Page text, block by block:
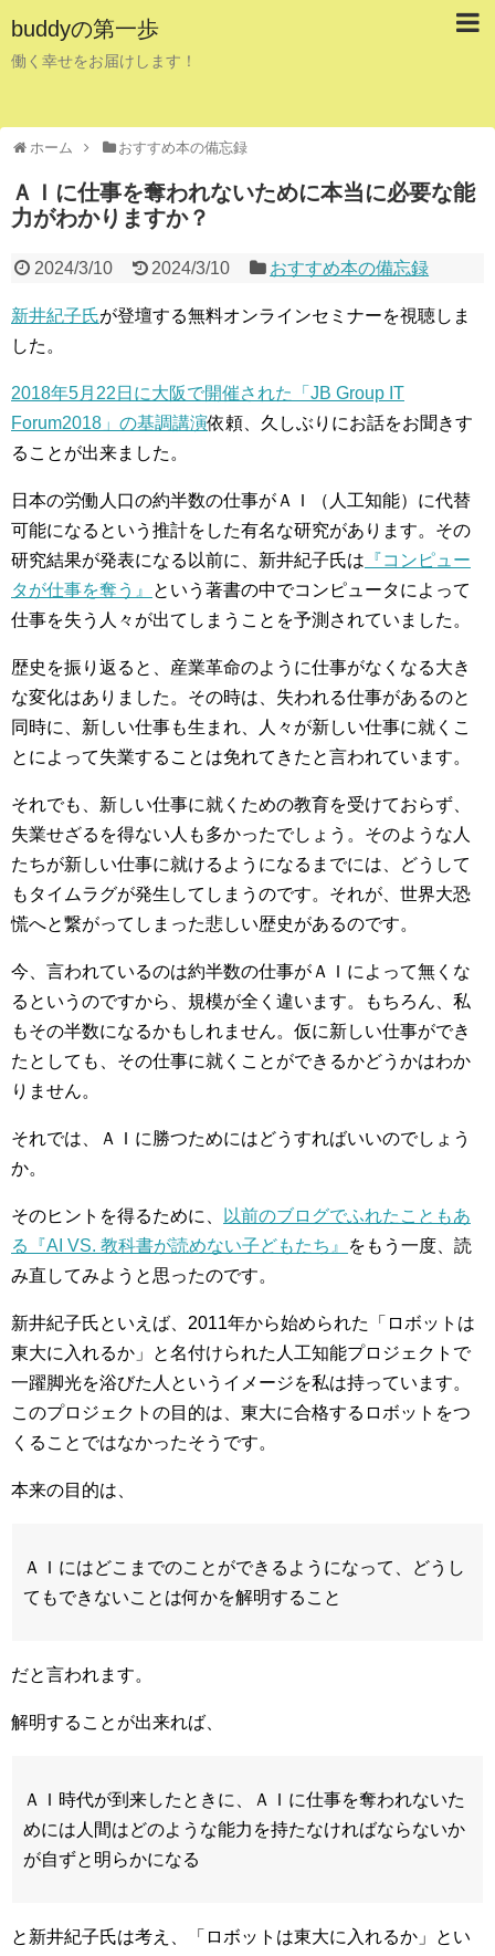
buddyの第一歩
働く幸せをお届けします！
ホーム おすすめ本の備忘録
ＡＩに仕事を奪われないために本当に必要な能
力がわかりますか？
2024/3/10 2024/3/10 おすすめ本の備忘録
新井紀子氏が登壇する無料オンラインセミナーを視聴しま
した。
2018年5月22日に大阪で開催された「JB Group IT
Forum2018」の基調講演依頼、久しぶりにお話をお聞きす
ることが出来ました。
日本の労働人口の約半数の仕事がＡＩ（人工知能）に代替
可能になるという推計をした有名な研究があります。その
研究結果が発表になる以前に、新井紀子氏は 『コンピュー
タが仕事を奪う』
という著書の中でコンピュータによって
仕事を失う人々が出てしまうことを予測されていました。
歴史を振り返ると、産業革命のように仕事がなくなる大き
な変化はありました。その時は、失われる仕事があるのと
同時に、新しい仕事も生まれ、人々が新しい仕事に就くこ
とによって失業することは免れてきたと言われています。
それでも、新しい仕事に就くための教育を受けておらず、
失業せざるを得ない人も多かったでしょう。そのような人
たちが新しい仕事に就けるようになるまでには、どうして
もタイムラグが発生してしまうのです。それが、世界大恐
慌へと繋がってしまった悲しい歴史があるのです。
今、言われているのは約半数の仕事がＡＩによって無くな
るというのですから、規模が全く違います。もちろん、私
もその半数になるかもしれません。仮に新しい仕事ができ
たとしても、その仕事に就くことができるかどうかはわか
りません。
それでは、ＡＩに勝つためにはどうすればいいのでしょう
か。
そのヒントを得るために、
以前のブログでふれたこともあ
る『AI VS. 教科書が読めない子どもたち』
をもう一度、読
み直してみようと思ったのです。
新井紀子氏といえば、2011年から始められた「ロボットは
東大に入れるか」と名付けられた人工知能プロジェクトで
一躍脚光を浴びた人というイメージを私は持っています。
このプロジェクトの目的は、東大に合格するロボットをつ
くることではなかったそうです。
本来の目的は、
ＡＩにはどこまでのことができるようになって、どうし
てもできないことは何かを解明すること
だと言われます。
解明することが出来れば、
ＡＩ時代が到来したときに、ＡＩに仕事を奪われないた
めには人間はどのような能力を持たなければならないか
が自ずと明らかになる
と新井紀子氏は考え、「ロボットは東大に入れるか」とい